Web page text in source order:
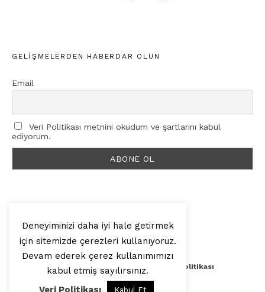
GELIŞMELERDEN HABERDAR OLUN
Email
Veri Politikası metnini okudum ve şartlarını kabul
ediyorum.
© 2025, Artilop
Künye Yazar Başvurusu Veri Politikası
Deneyiminizi daha iyi hale getirmek
için sitemizde çerezleri kullanıyoruz.
Devam ederek çerez kullanımımızı
kabul etmiş sayılırsınız.
Veri Politikası
Kabul Et